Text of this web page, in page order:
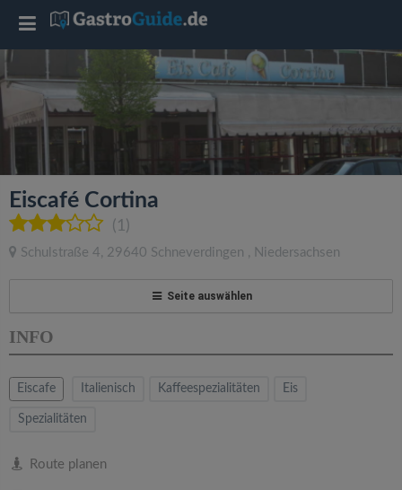
Eiscafé Cortina
(1)
Schulstraße 4, 29640 Schneverdingen , Niedersachsen
Seite auswählen
INFO
Eiscafe Italienisch Kaffeespezialitäten Eis
Spezialitäten
Route planen
T
g
l
e
a
v